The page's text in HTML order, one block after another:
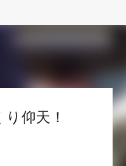
仰天！